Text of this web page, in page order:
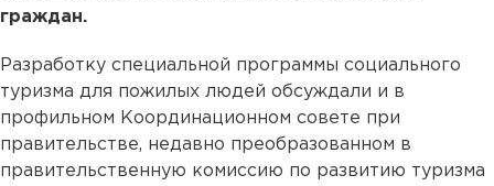
граждан.
Разработку специальной программы социального
туризма для пожилых людей обсуждали и в
профильном Координационном совете при
правительстве, недавно преобразованном в
правительственную комиссию по развитию туризма